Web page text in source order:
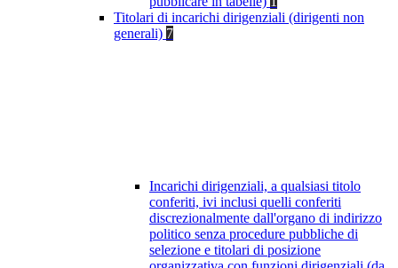
Titolari di incarichi dirigenziali (dirigenti non
generali) 7
Incarichi dirigenziali, a qualsiasi titolo
conferiti, ivi inclusi quelli conferiti
discrezionalmente dall'organo di indirizzo
politico senza procedure pubbliche di
selezione e titolari di posizione